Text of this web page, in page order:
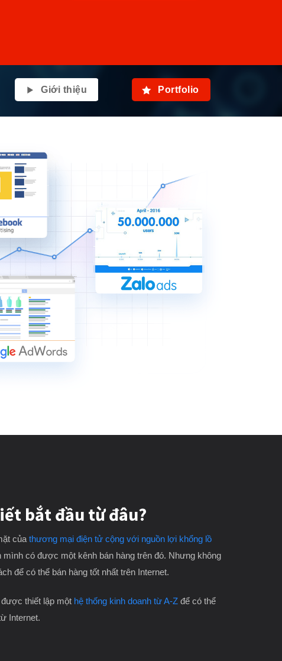
Giới thiệu Portfolio
bắt đầu từ đâu?
của thương mại điện tử cộng với nguồn lợi khổng lồ
mình có được một kênh bán hàng trên đó. Nhưng không
để có thể bán hàng tốt nhất trên Internet.
thiết lập một hệ thống kinh doanh từ A-Z để có thể
Internet.